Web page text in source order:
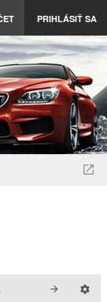
PRIHLÁSIŤ SA